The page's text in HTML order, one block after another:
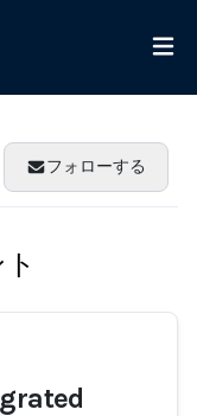
フォローする